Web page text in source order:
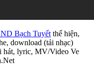
Bạch Tuyếtthể hiện,
download (tải nhạc)
hát, lyric, MV/Video Ve